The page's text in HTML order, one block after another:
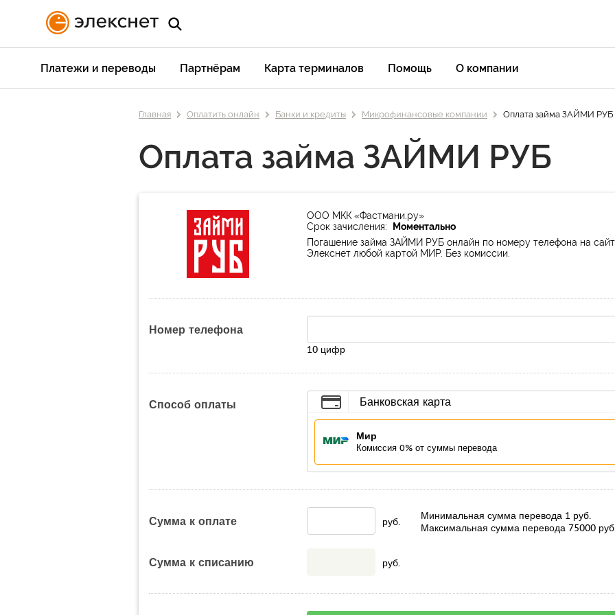
Платежи и переводы Партнёрам Карта терминалов Помощь О компании
Главная Оплатить онлайн Банки и кредиты Микрофинансовые компании Оплата займа ЗАЙМИ РУБ
Оплата займа ЗАЙМИ РУБ
ООО МКК «Фастмани.ру»
Срок зачисления:
Моментально
Погашение займа ЗАЙМИ РУБ онлайн по номеру телефона на
Элекснет любой картой МИР. Без комиссии.
Номер телефона
10 цифр
Способ оплаты Банковская карта
Мир
Комиссия 0% от суммы перевода
Сумма к оплате руб. Минимальная сумма перевода 1 руб.
Максимальная сумма перевода 75000
Сумма к списанию руб.